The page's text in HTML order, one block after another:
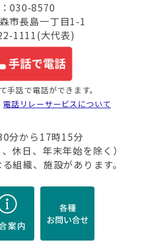
030-8570
市長島一丁目1-1
1111(大代表)
手話で電話ができます。
電話リレーサービスについて
分から17時15分
休日、年末年始を除く）
組織、施設があります。